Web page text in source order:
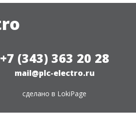
+7 (343) 363 20 28
mail@plc-electro.ru
сделано в LokiPage